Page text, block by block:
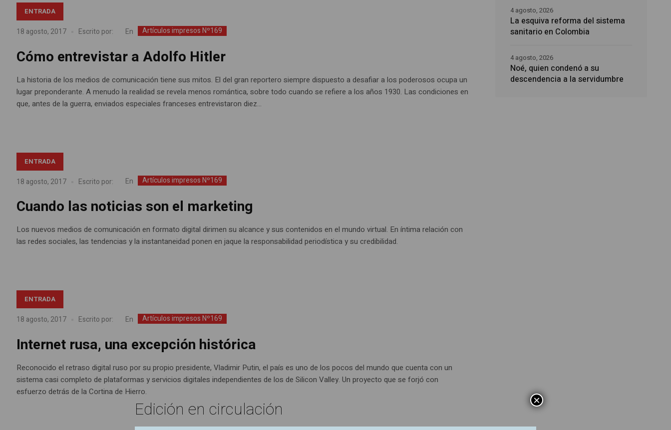
ENTRADA
18 agosto, 2017 Escrito por: En Artículos impresos Nº169
Cómo entrevistar a Adolfo Hitler
La historia de los medios de comunicación tiene sus mitos. El del gran reportero siempre dispuesto a desafiar a los poderosos ocupa un
lugar preponderante. A menudo la realidad se revela menos romántica, sobre todo cuando se refiere a los años 1930. Las condiciones en
que, antes de la guerra, enviados especiales franceses entrevistaron diez...
ENTRADA
18 agosto, 2017 Escrito por: En Artículos impresos Nº169
Cuando las noticias son el marketing
Los nuevos medios de comunicación en formato digital dirimen su alcance y sus contenidos en el mundo virtual. En íntima relación con
las redes sociales, las tendencias y la instantaneidad ponen en jaque la responsabilidad periodística y su credibilidad.
ENTRADA
18 agosto, 2017 Escrito por: En Artículos impresos Nº169
Internet rusa, una excepción histórica
Reconocido el retraso digital ruso por su propio presidente, Vladimir Putin, el país es uno de los pocos del mundo que cuenta con un
sistema casi completo de plataformas y servicios digitales independientes de los de Silicon Valley. Un proyecto que se forjó con
esfuerzo detrás de la Cortina de Hierro.
La esquiva reforma del sistema
sanitario en Colombia
4 agosto, 2026
Noé, quien condenó a su
descendencia a la servidumbre
4 agosto, 2026
Edición en circulación ×